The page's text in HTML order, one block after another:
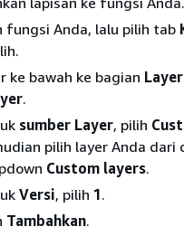
fungsi Anda, lalu pilih tab
ke bawah ke bagian
.
sumber Layer, pilih
pilih layer Anda
Custom layers.
Versi, pilih 1.
Tambahkan.